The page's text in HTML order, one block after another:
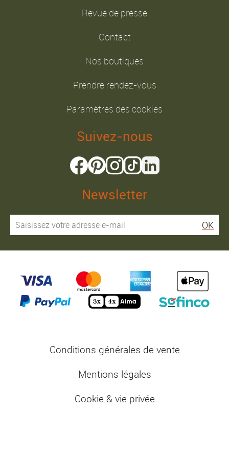
Revue de presse
Contact
Nos boutiques
Prendre rendez-vous
Paramètres des cookies
Suivez-nous
Newsletter
OK
Conditions générales de vente
Mentions légales
Cookie & vie privée